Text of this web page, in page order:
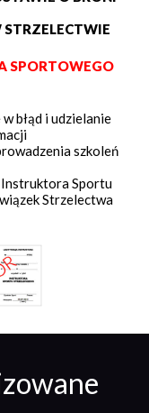
SPORTOWEGO
błąd i udzielanie
szkoleń
Sportu
Strzelectwa